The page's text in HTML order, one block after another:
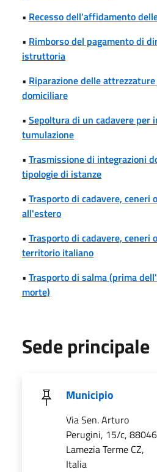
• Recesso dell'affidamento
• Rimborso del pagamento di
istruttoria
• Riparazione delle
domiciliare
• Sepoltura di un cadavere per
tumulazione
• Trasmissione di integrazioni
tipologie di istanze
• Trasporto di cadavere, ceneri
all'estero
• Trasporto di cadavere, ceneri
territorio italiano
• Trasporto di salma (prima
morte)
Sede principale
Municipio
Via Sen. Arturo
Perugini, 15/c, 88046
Lamezia Terme CZ,
Italia